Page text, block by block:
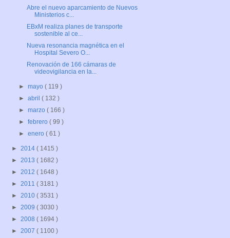
Abre el nuevo aparcamiento de Nuevos
Ministerios c...
EBxM realiza planes de transporte
sostenible al ce...
Nueva resonancia magnética en el
Hospital Severo O...
Renovación de 166 cámaras de
videovigilancia en la...
►mayo( 119 )
►abril( 132 )
►marzo( 166 )
►febrero( 99 )
►enero( 61 )
► 2014 ( 1415 )
► 2013 ( 1682 )
► 2012 ( 1648 )
► 2011 ( 3181 )
► 2010 ( 3531 )
► 2009 ( 3030 )
► 2008 ( 1694 )
► 2007 ( 1100 )